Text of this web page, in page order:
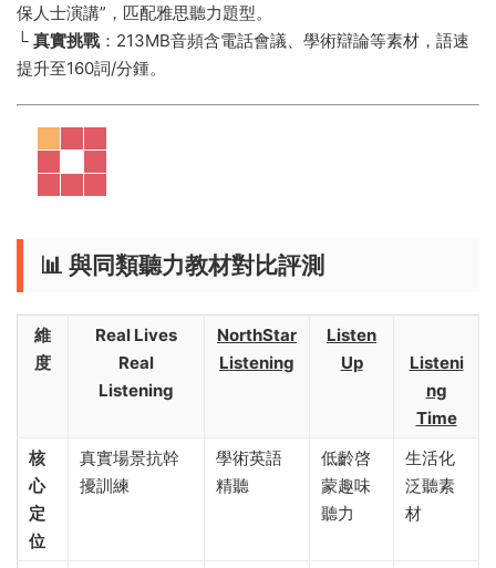
保人士演講”，匹配雅思聽力題型。
└️ ​ ​真實挑戰​ ​：213MB音頻含電話會議、學術辯論等素材，語速
提升至160詞/分鍾。
📊 ​ ​與同類聽力教材對比評測​
​維
度​
​Real Lives
Real
Listening​
NorthStar
Listening​
​Listen
Up​
Listeni
ng
Time​
​核
心
定
位​
真實場景抗幹
擾訓練
學術英語
精聽
低齡啓
蒙趣味
聽力
生活化
泛聽素
材